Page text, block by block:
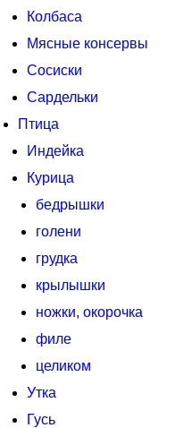
Колбаса
Мясные консервы
Сосиски
Сардельки
Птица
Индейка
Курица
бедрышки
голени
грудка
крылышки
ножки, окорочка
филе
целиком
Утка
Гусь